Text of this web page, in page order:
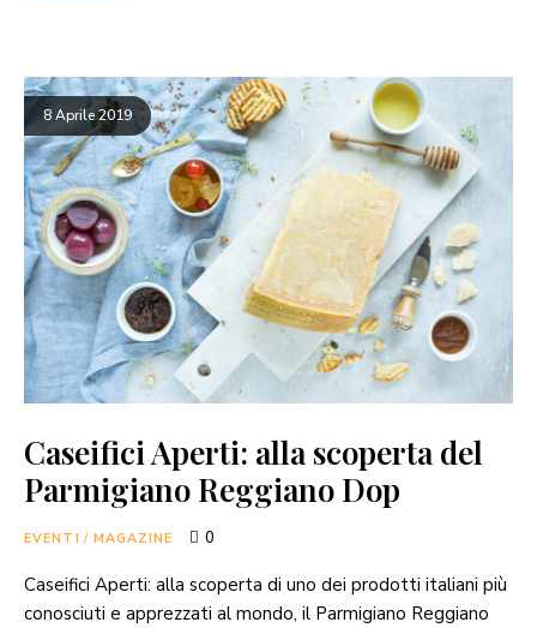
8 Aprile 2019
Caseifici Aperti: alla scoperta del
Parmigiano Reggiano Dop
EVENTI / MAGAZINE 0
Caseifici Aperti: alla scoperta di uno dei prodotti italiani più
conosciuti e apprezzati al mondo, il Parmigiano Reggiano